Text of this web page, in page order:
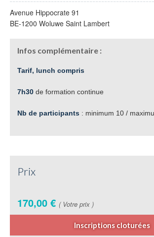
Avenue Hippocrate 91
BE-1200 Woluwe Saint Lambert
Infos complémentaire :
Tarif, lunch compris
7h30 de formation continue
Nb de participants : minimum 10 /
Prix
170,00 € ( Votre prix )
Inscriptions cloturées